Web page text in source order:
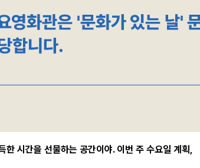
시간을 선물하는 공간이야. 이번 주 수요일 계획,